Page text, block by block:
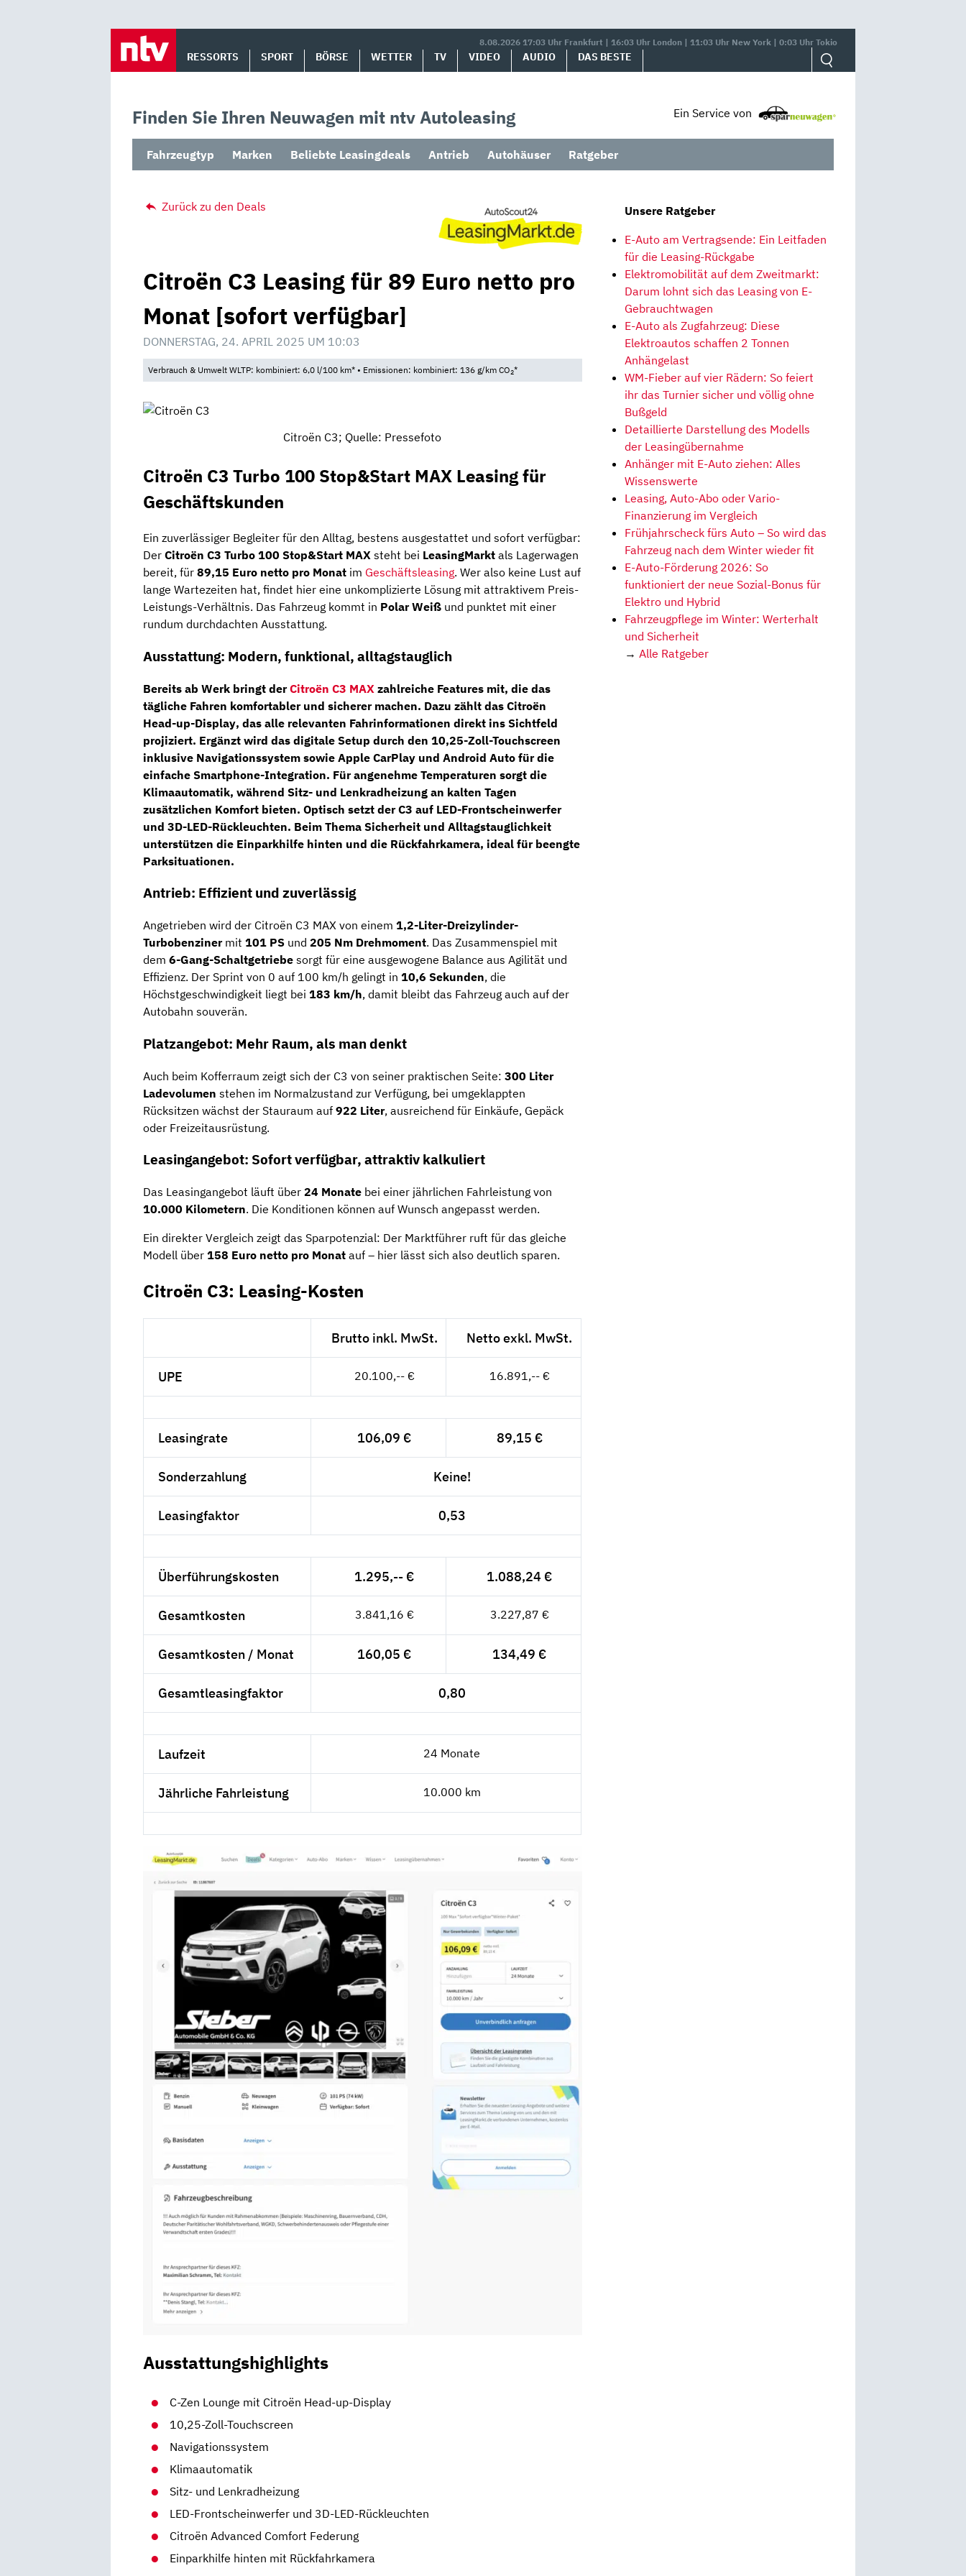
8.08.2026 17:03 Uhr Frankfurt | 16:03 Uhr London | 11:03 Uhr New York | 0:03 Uhr Tokio
RESSORTS SPORT BÖRSE WETTER TV VIDEO AUDIO DAS BESTE
Finden Sie Ihren Neuwagen mit ntv Autoleasing Ein Service von
Fahrzeugtyp Marken Beliebte Leasingdeals Antrieb Autohäuser Ratgeber
Zurück zu den Deals
Citroën C3 Leasing für 89 Euro netto pro
Monat [sofort verfügbar]
DONNERSTAG, 24. APRIL 2025 UM 10:03
Verbrauch & Umwelt WLTP: kombiniert: 6,0 l/100 km* • Emissionen: kombiniert: 136 g/km CO2*
Citroën C3; Quelle: Pressefoto
Citroën C3 Turbo 100 Stop&Start MAX Leasing für
Geschäftskunden
Ein zuverlässiger Begleiter für den Alltag, bestens ausgestattet und sofort verfügbar:
Der Citroën C3 Turbo 100 Stop&Start MAX steht bei LeasingMarkt als Lagerwagen
bereit, für 89,15 Euro netto pro Monat im Geschäftsleasing. Wer also keine Lust auf
lange Wartezeiten hat, findet hier eine unkomplizierte Lösung mit attraktivem Preis-
Leistungs-Verhältnis. Das Fahrzeug kommt in Polar Weiß und punktet mit einer
rundum durchdachten Ausstattung.
Ausstattung: Modern, funktional, alltagstauglich
Bereits ab Werk bringt derCitroën C3 MAX zahlreiche Features mit, die das
tägliche Fahren komfortabler und sicherer machen. Dazu zählt das Citroën
Head-up-Display, das alle relevanten Fahrinformationen direkt ins Sichtfeld
projiziert. Ergänzt wird das digitale Setup durch den 10,25-Zoll-Touchscreen
inklusive Navigationssystem sowie Apple CarPlay und Android Auto für die
einfache Smartphone-Integration. Für angenehme Temperaturen sorgt die
Klimaautomatik, während Sitz- und Lenkradheizung an kalten Tagen
zusätzlichen Komfort bieten. Optisch setzt der C3 auf LED-Frontscheinwerfer
und 3D-LED-Rückleuchten. Beim Thema Sicherheit und Alltagstauglichkeit
unterstützen die Einparkhilfe hinten und die Rückfahrkamera, ideal für beengte
Parksituationen.
Antrieb: Effizient und zuverlässig
Angetrieben wird der Citroën C3 MAX von einem 1,2-Liter-Dreizylinder-
Turbobenzinermit 101 PS und 205 Nm Drehmoment. Das Zusammenspiel mit
dem 6-Gang-Schaltgetriebe sorgt für eine ausgewogene Balance aus Agilität und
Effizienz. Der Sprint von 0 auf 100 km/h gelingt in 10,6 Sekunden, die
Höchstgeschwindigkeit liegt bei 183 km/h, damit bleibt das Fahrzeug auch auf der
Autobahn souverän.
Platzangebot: Mehr Raum, als man denkt
Auch beim Kofferraum zeigt sich der C3 von seiner praktischen Seite: 300 Liter
Ladevolumen stehen im Normalzustand zur Verfügung, bei umgeklappten
Rücksitzen wächst der Stauraum auf 922 Liter, ausreichend für Einkäufe, Gepäck
oder Freizeitausrüstung.
Leasingangebot: Sofort verfügbar, attraktiv kalkuliert
Das Leasingangebot läuft über 24 Monate bei einer jährlichen Fahrleistung von
10.000 Kilometern. Die Konditionen können auf Wunsch angepasst werden.
Ein direkter Vergleich zeigt das Sparpotenzial: Der Marktführer ruft für das gleiche
Modell über 158 Euro netto pro Monat auf – hier lässt sich also deutlich sparen.
Citroën C3: Leasing-Kosten
Brutto inkl. MwSt. Netto exkl. MwSt.
UPE 20.100,-- € 16.891,-- €
Leasingrate 106,09 € 89,15 €
Sonderzahlung Keine!
Leasingfaktor 0,53
Überführungskosten 1.295,-- € 1.088,24 €
Gesamtkosten 3.841,16 € 3.227,87 €
Gesamtkosten / Monat 160,05 € 134,49 €
Gesamtleasingfaktor 0,80
Laufzeit 24 Monate
Jährliche Fahrleistung 10.000 km
Ausstattungshighlights
C-Zen Lounge mit Citroën Head-up-Display
10,25-Zoll-Touchscreen
Navigationssystem
Klimaautomatik
Sitz- und Lenkradheizung
LED-Frontscheinwerfer und 3D-LED-Rückleuchten
Citroën Advanced Comfort Federung
Einparkhilfe hinten mit Rückfahrkamera
Unsere Ratgeber
E-Auto am Vertragsende: Ein Leitfaden
für die Leasing-Rückgabe
Elektromobilität auf dem Zweitmarkt:
Darum lohnt sich das Leasing von E-
Gebrauchtwagen
E-Auto als Zugfahrzeug: Diese
Elektroautos schaffen 2 Tonnen
Anhängelast
WM-Fieber auf vier Rädern: So feiert
ihr das Turnier sicher und völlig ohne
Bußgeld
Detaillierte Darstellung des Modells
der Leasingübernahme
Anhänger mit E-Auto ziehen: Alles
Wissenswerte
Leasing, Auto-Abo oder Vario-
Finanzierung im Vergleich
Frühjahrscheck fürs Auto – So wird das
Fahrzeug nach dem Winter wieder fit
E-Auto-Förderung 2026: So
funktioniert der neue Sozial-Bonus für
Elektro und Hybrid
Fahrzeugpflege im Winter: Werterhalt
und Sicherheit
→ Alle Ratgeber